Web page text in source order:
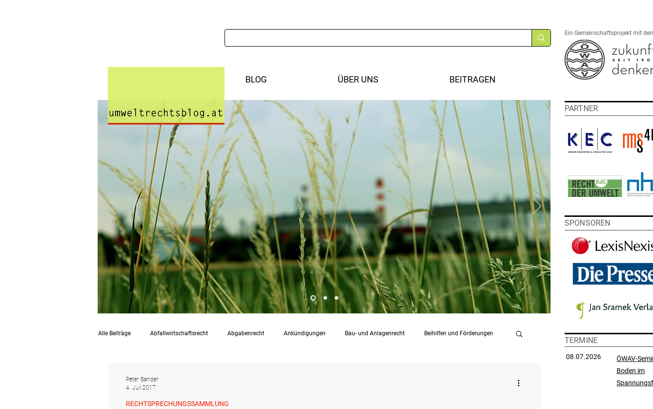
BLOG ÜBER UNS BEITRAGEN
Ein Gemeinschaftsprojekt mit
Alle Beiträge Abfallwirtschaftsrecht Abgabenrecht Ankündigungen Bau- und Anlagenrecht Beihilfen und Förderungen
RECHTSPRECHUNGSSAMMLUNG
Peter Sander
4. Juli 2017
08.07.2026
ÖWAV-
Boden im
PARTNER
TERMINE
SPONSOREN